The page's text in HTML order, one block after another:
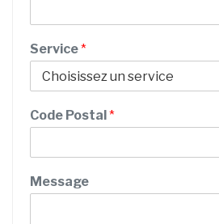
v
c
N
m
/
Service*
Code Postal*
Message